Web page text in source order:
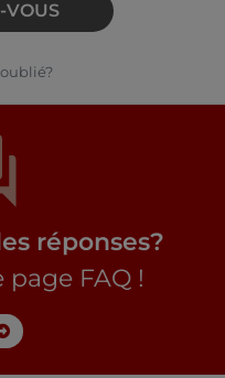
VOUS
réponses?
FAQ !